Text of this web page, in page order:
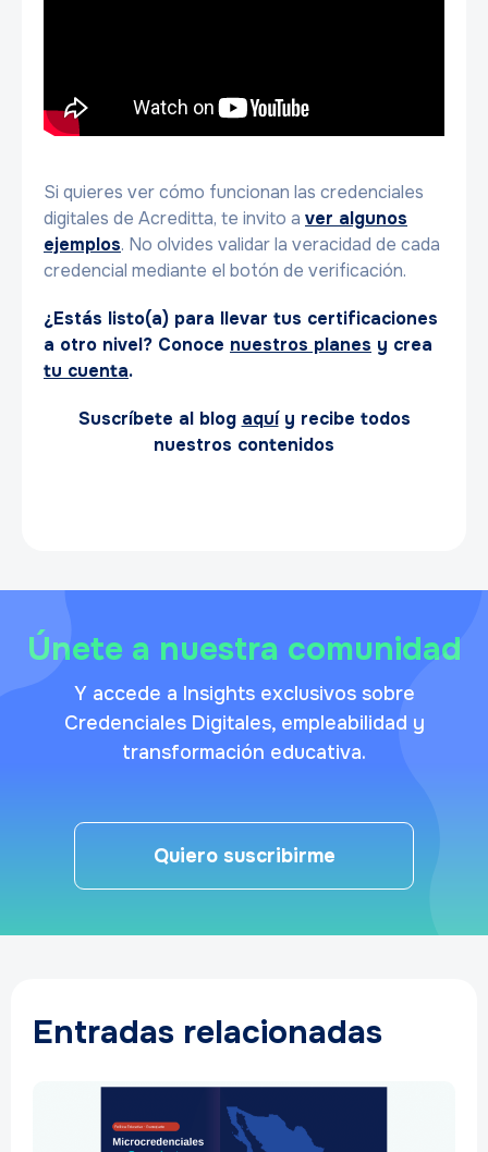
Si quieres ver cómo funcionan las credenciales
digitales de Acreditta, te invito a ver algunos
ejemplos. No olvides validar la veracidad de cada
credencial mediante el botón de verificación.
¿Estás listo(a) para llevar tus certificaciones
a otro nivel? Conoce nuestros planes y crea
tu cuenta.
Suscríbete al blog aquíy recibe todos
nuestros contenidos
Únete a nuestra comunidad
Y accede a Insights exclusivos sobre
Credenciales Digitales, empleabilidad y
transformación educativa.
Quiero suscribirme
Entradas relacionadas